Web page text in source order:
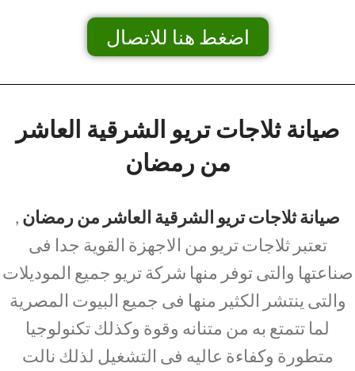
اضغط هنا للاتصال
صيانة ثلاجات تريو الشرقية العاشر
من رمضان
صيانة ثلاجات تريو الشرقية العاشر من رمضان ,
تعتبر ثلاجات تريو من الاجهزة القوية جدا فى
صناعتها والتى توفر منها شركة تريو جميع الموديلات
والتى ينتشر الكثير منها فى جميع البيوت المصرية
لما تتمتع به من متنانه وقوة وكذلك تكنولوجيا
متطورة وكفاءة عاليه فى التشغيل لذلك نالت